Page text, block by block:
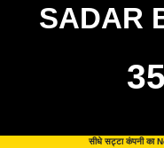
SADAR
35
सीधे सट्टा कंपनी का